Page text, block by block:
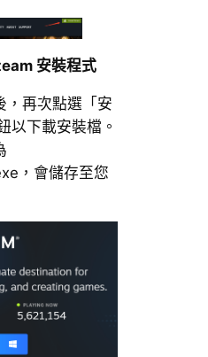
安裝程式
，再次點選「安
以下載安裝檔。
，會儲存至您